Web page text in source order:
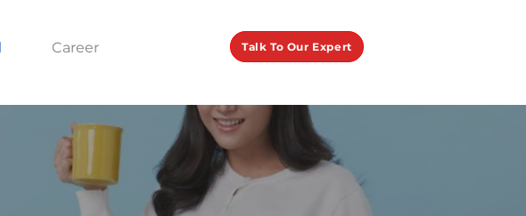
Career Talk To Our Expert